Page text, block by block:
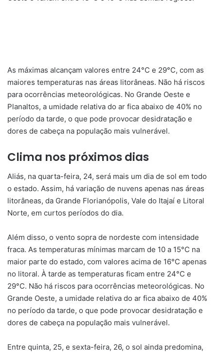
As máximas alcançam valores entre 24°C e 29°C, com as
maiores temperaturas nas áreas litorâneas. Não há riscos
para ocorrências meteorológicas. No Grande Oeste e
Planaltos, a umidade relativa do ar fica abaixo de 40% no
período da tarde, o que pode provocar desidratação e
dores de cabeça na população mais vulnerável.
Clima nos próximos dias
Aliás, na quarta-feira, 24, será mais um dia de sol em todo
o estado. Assim, há variação de nuvens apenas nas áreas
litorâneas, da Grande Florianópolis, Vale do Itajaí e Litoral
Norte, em curtos períodos do dia.
Além disso, o vento sopra de nordeste com intensidade
fraca. As temperaturas mínimas marcam de 10 a 15°C na
maior parte do estado, com valores acima de 16°C apenas
no litoral. À tarde as temperaturas ficam entre 24°C e
29°C. Não há riscos para ocorrências meteorológicas. No
Grande Oeste, a umidade relativa do ar fica abaixo de 40%
no período da tarde, o que pode provocar desidratação e
dores de cabeça na população mais vulnerável.
Entre quinta, 25, e sexta-feira, 26, o sol ainda predomina,